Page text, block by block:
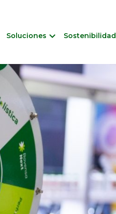
Soluciones Sostenibilidad